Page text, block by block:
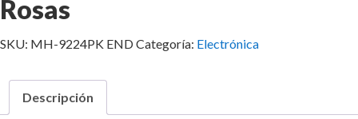
Rosas
SKU: MH-9224PK ENDCategoría: Electrónica
Descripción